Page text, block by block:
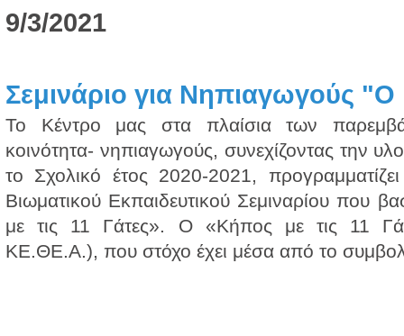
9/3/2021
Σεμινάριο για Νηπιαγωγούς "Ο
Το Κέντρο μας στα πλαίσια των
κοινότητα- νηπιαγωγούς, συνεχίζοντας την
το Σχολικό έτος 2020-2021,
Βιωματικού Εκπαιδευτικού Σεμιναρίου που
με τις 11 Γάτες». Ο «Κήπος με τις 11
ΚΕ.ΘΕ.Α.), που στόχο έχει μέσα από το